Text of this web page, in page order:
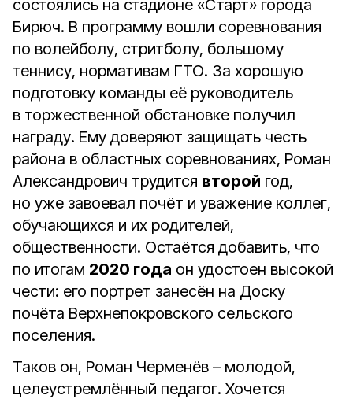
состоялись на стадионе «Старт» города
Бирюч. В программу вошли соревнования
по волейболу, стритболу, большому
теннису, нормативам ГТО. За хорошую
подготовку команды её руководитель
в торжественной обстановке получил
награду. Ему доверяют защищать честь
района в областных соревнованиях, Роман
Александрович трудится второй год,
но уже завоевал почёт и уважение коллег,
обучающихся и их родителей,
общественности. Остаётся добавить, что
по итогам 2020 года он удостоен высокой
чести: его портрет занесён на Доску
почёта Верхнепокровского сельского
поселения.
Таков он, Роман Черменёв – молодой,
целеустремлённый педагог. Хочется